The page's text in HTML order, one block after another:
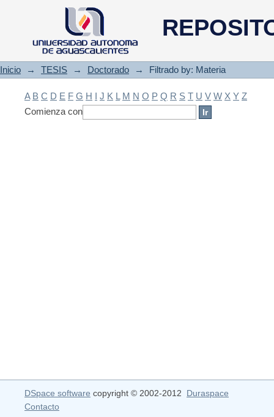
Filtrado by: Materia
Inicio → TESIS → Doctorado → Filtrado by: Materia
A B C D E F G H I J K L M N O P Q R S T U V W X Y Z
Comienza con
DSpace software copyright © 2002-2012 Duraspace
Contacto